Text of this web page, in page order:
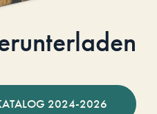
2024-2026